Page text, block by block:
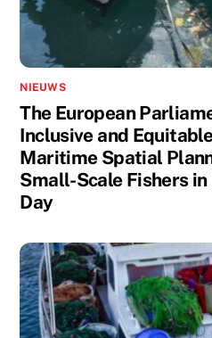
NIEUWS
The European
Inclusive and
Maritime Spatial
Small-Scale Fishers
Day